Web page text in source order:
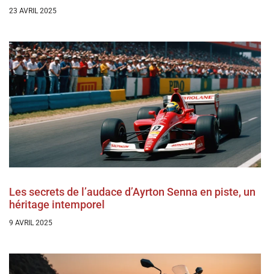
23 AVRIL 2025
Les secrets de l’audace d’Ayrton Senna en piste, un
héritage intemporel
9 AVRIL 2025